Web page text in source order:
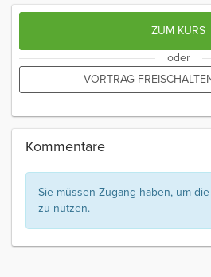
ZUM KURS
oder
VORTRAG
Kommentare
Sie müssen Zugang haben, um
zu nutzen.